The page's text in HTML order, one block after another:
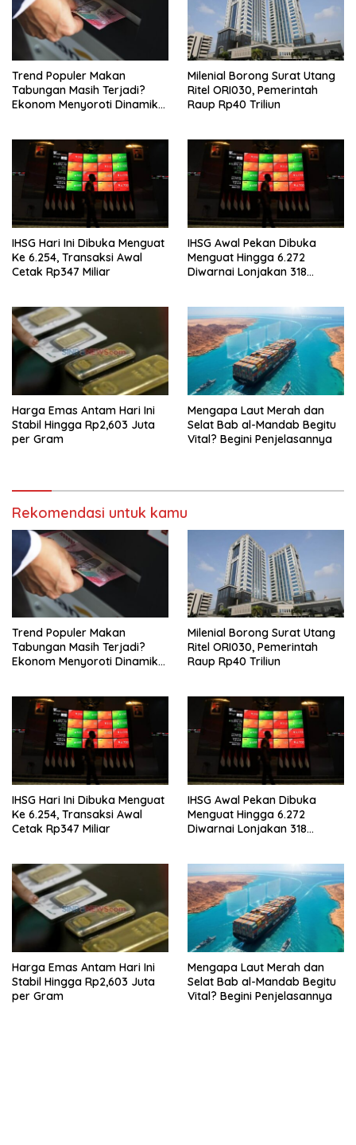
Trend Populer Makan
Tabungan Masih Terjadi?
Ekonom Menyoroti Dinamika
Milenial Borong Surat Utang
Ritel ORI030, Pemerintah
Raup Rp40 Triliun
IHSG Hari Ini Dibuka Menguat
Ke 6.254, Transaksi Awal
Cetak Rp347 Miliar
IHSG Awal Pekan Dibuka
Menguat Hingga 6.272
Diwarnai Lonjakan 318
Harga Emas Antam Hari Ini
Stabil Hingga Rp2,603 Juta
per Gram
Mengapa Laut Merah dan
Selat Bab al-Mandab Begitu
Vital? Begini Penjelasannya
Rekomendasi untuk kamu
Trend Populer Makan
Tabungan Masih Terjadi?
Ekonom Menyoroti Dinamika
Milenial Borong Surat Utang
Ritel ORI030, Pemerintah
Raup Rp40 Triliun
IHSG Hari Ini Dibuka Menguat
Ke 6.254, Transaksi Awal
Cetak Rp347 Miliar
IHSG Awal Pekan Dibuka
Menguat Hingga 6.272
Diwarnai Lonjakan 318
Harga Emas Antam Hari Ini
Stabil Hingga Rp2,603 Juta
per Gram
Mengapa Laut Merah dan
Selat Bab al-Mandab Begitu
Vital? Begini Penjelasannya